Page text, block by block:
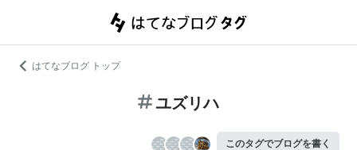
はてなブログ トップ
ユズリハ
このタグでブログを書く